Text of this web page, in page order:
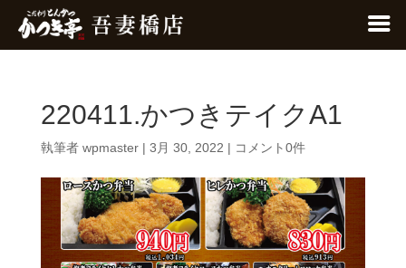
220411.かつきテイクA1
執筆者 wpmaster| 3月 30, 2022 | コメント0件